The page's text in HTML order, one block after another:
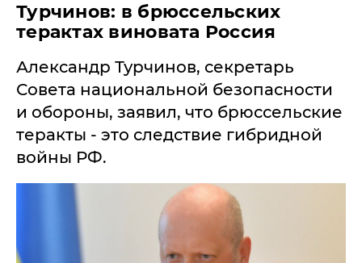
Турчинов: в брюссельских
терактах виновата Россия
Александр Турчинов, секретарь
Совета национальной безопасности
и обороны, заявил, что брюссельские
теракты - это следствие гибридной
войны РФ.